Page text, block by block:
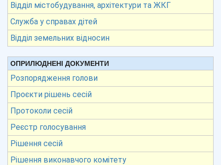
Відділ містобудування, архітектури та ЖКГ
Служба у справах дітей
Відділ земельних відносин
ОПРИЛЮДНЕНІ ДОКУМЕНТИ
Розпорядження голови
Проєкти рішень сесій
Протоколи сесій
Реєстр голосування
Рішення сесій
Рішення виконавчого комітету